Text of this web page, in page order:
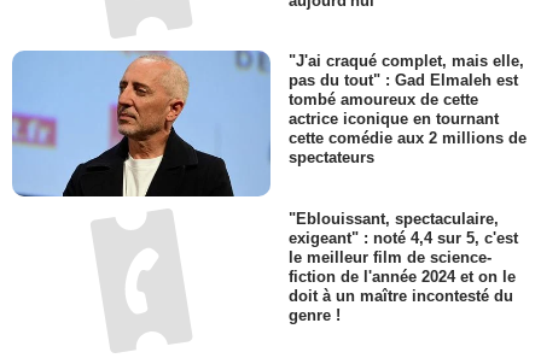
"J'ai craqué complet, mais elle,
pas du tout" : Gad Elmaleh est
tombé amoureux de cette
actrice iconique en tournant
cette comédie aux 2 millions de
spectateurs
"Eblouissant, spectaculaire,
exigeant" : noté 4,4 sur 5, c'est
le meilleur film de science-
fiction de l'année 2024 et on le
doit à un maître incontesté du
genre !